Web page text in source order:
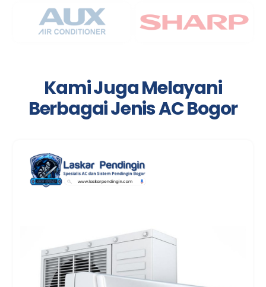
Kami Juga Melayani
Berbagai Jenis AC Bogor